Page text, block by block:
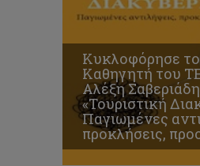
Κυκλοφόρησε το
Καθηγητή του
Αλέξη
«Τουριστική
Παγιωμένες
προκλήσεις,